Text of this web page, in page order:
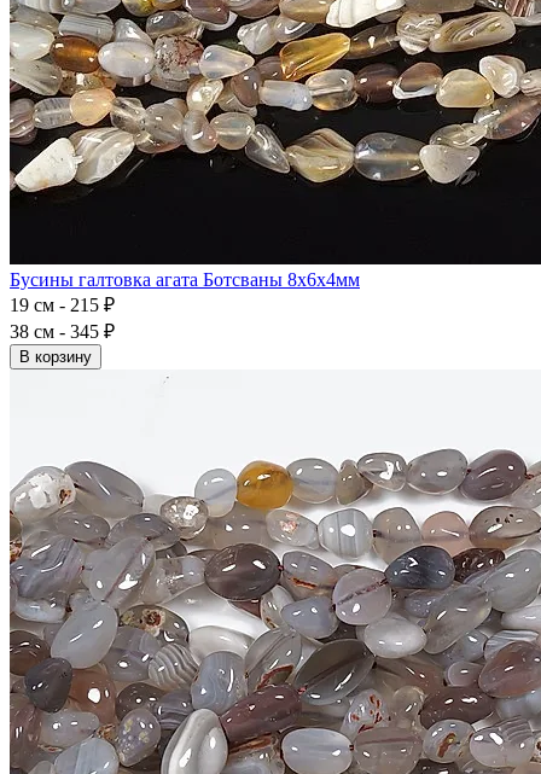
Бусины галтовка агата Ботсваны 8x6x4мм
19 см - 215 ₽
38 см - 345 ₽
В корзину